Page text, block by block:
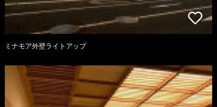
ミナモア外壁ライトアップ